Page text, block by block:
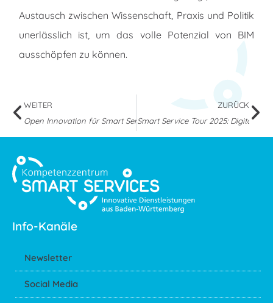
Austausch zwischen Wissenschaft, Praxis und Politik
unerlässlich ist, um das volle Potenzial von BIM
ausschöpfen zu können.
WEITER
Open Innovation für Smart Services
ZURÜCK
Smart Service Tour 2025: Digitale
Info-Kanäle
Newsletter
Social Media